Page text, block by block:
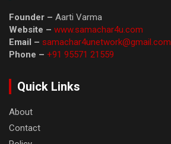
Founder – Aarti Varma
Website – www.samachar4u.com
Email – samachar4unetwork@gmail.com
Phone – +91 95571 21559
Quick Links
About
Contact